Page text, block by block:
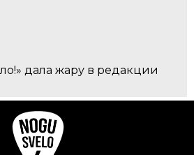
дала жару в редакции